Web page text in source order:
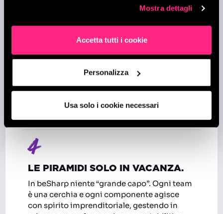
Mostra dettagli
Accetta tutti i cookie
Personalizza
Usa solo i cookie necessari
viene lasciato indietro. Ogni difficoltà è
3
STUDIA E IMPARA COSE NUOVE.
Uno dei nostri valori. In beSharpinvestiamo
molto nella formazione: offriamo tempo e
risorse per diventare sempre la versione
4
LE PIRAMIDI SOLO IN VACANZA.
In beSharp niente “grande capo”. Ogni team
è una cerchia e ogni componente agisce
con spirito imprenditoriale, gestendo in